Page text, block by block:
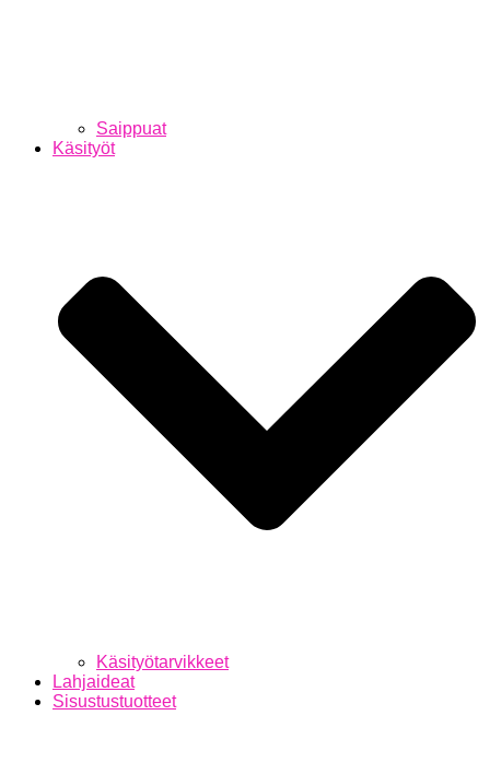
Saippuat
Käsityöt
Käsityötarvikkeet
Lahjaideat
Sisustustuotteet